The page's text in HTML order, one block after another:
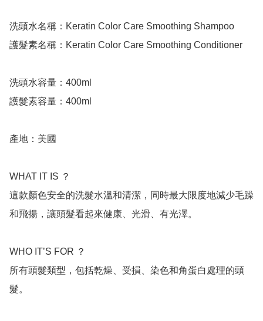
洗頭水名稱：Keratin Color Care Smoothing Shampoo
護髮素名稱：Keratin Color Care Smoothing Conditioner
洗頭水容量：400ml
護髮素容量：400ml
產地：美國
WHAT IT IS ？
這款顏色安全的洗髮水溫和清潔，同時最大限度地減少毛躁
和飛揚，讓頭髮看起來健康、光滑、有光澤。
WHO IT’S FOR ？
所有頭髮類型，包括乾燥、受損、染色和角蛋白處理的頭
髮。